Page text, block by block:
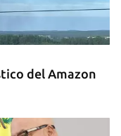
del Amazon